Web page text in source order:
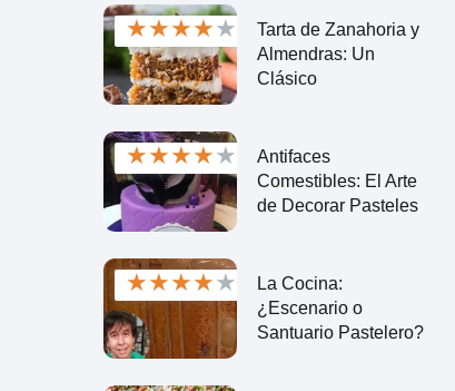
★★★★★
Tarta de Zanahoria y
Almendras: Un
Clásico
★★★★★
Antifaces
Comestibles: El Arte
de Decorar Pasteles
★★★★★
La Cocina:
¿Escenario o
Santuario Pastelero?